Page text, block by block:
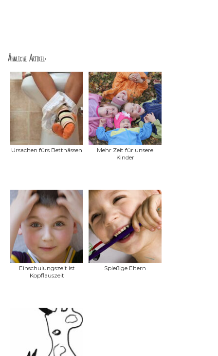
Ähnliche Artikel:
Ursachen fürs Bettnässen
Mehr Zeit für unsere
Kinder
Einschulungszeit ist
Kopflauszeit
Spießige Eltern